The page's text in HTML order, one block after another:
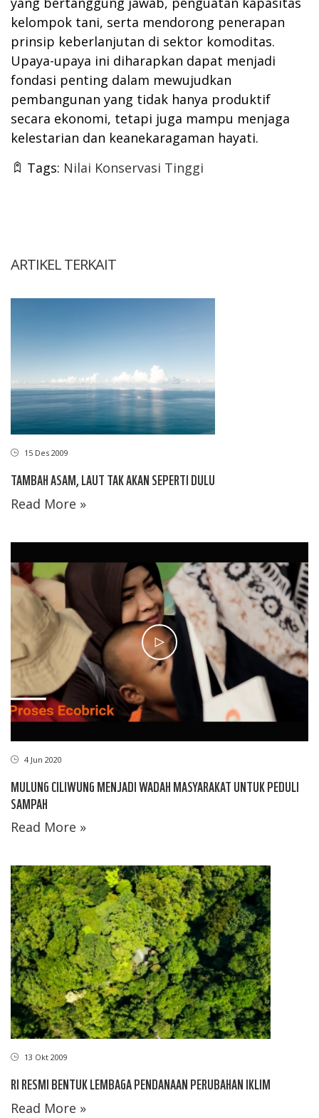
kelompok tani, serta mendorong penerapan
prinsip keberlanjutan di sektor komoditas.
Upaya-upaya ini diharapkan dapat menjadi
fondasi penting dalam mewujudkan
pembangunan yang tidak hanya produktif
secara ekonomi, tetapi juga mampu menjaga
kelestarian dan keanekaragaman hayati.
Tags: Nilai Konservasi Tinggi
ARTIKEL TERKAIT
15 Des 2009
TAMBAH ASAM, LAUT TAK AKAN SEPERTI DULU
Read More »
4 Jun 2020
MULUNG CILIWUNG MENJADI WADAH MASYARAKAT UNTUK PEDULI
SAMPAH
Read More »
13 Okt 2009
RI RESMI BENTUK LEMBAGA PENDANAAN PERUBAHAN IKLIM
Read More »